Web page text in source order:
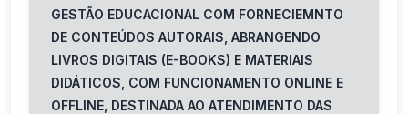
GESTÃO EDUCACIONAL COM FORNECIEMNTO
DE CONTEÚDOS AUTORAIS, ABRANGENDO
LIVROS DIGITAIS (E-BOOKS) E MATERIAIS
DIDÁTICOS, COM FUNCIONAMENTO ONLINE E
OFFLINE, DESTINADA AO ATENDIMENTO DAS